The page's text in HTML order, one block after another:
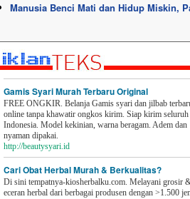
Manusia Benci Mati dan Hidup Miskin,
Gamis Syari Murah Terbaru Original
FREE ONGKIR. Belanja Gamis syari dan jilbab
online tanpa khawatir ongkos kirim. Siap kirim seluruh
Indonesia. Model kekinian, warna beragam. Adem dan
nyaman dipakai.
http://beautysyari.id
Cari Obat Herbal Murah & Berkualitas?
Di sini tempatnya-kiosherbalku.com. Melayani grosir
eceran herbal dari berbagai produsen dengan >1.500